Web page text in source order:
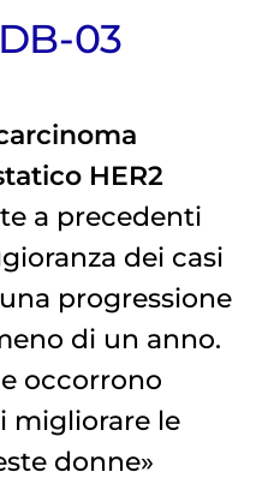
03
HER2
a precedenti
dei casi
progressione
di un anno.
occorrono
migliorare le
donne»